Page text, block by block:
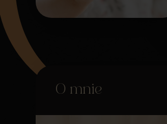
O mnie